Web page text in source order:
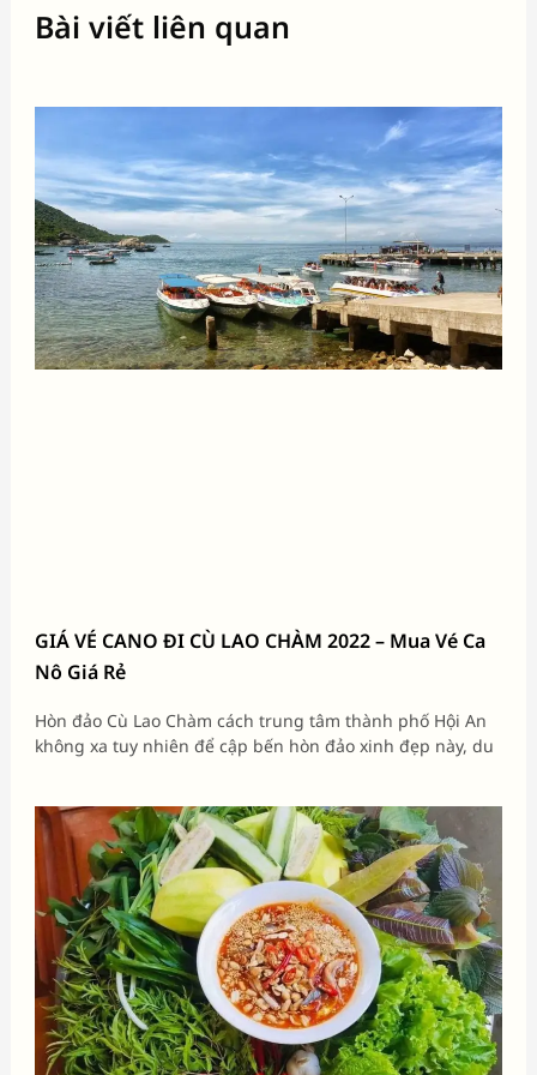
Bài viết liên quan
GIÁ VÉ CANO ĐI CÙ LAO CHÀM 2022 – Mua Vé Ca
Nô Giá Rẻ
Hòn đảo Cù Lao Chàm cách trung tâm thành phố Hội An
không xa tuy nhiên để cập bến hòn đảo xinh đẹp này, du